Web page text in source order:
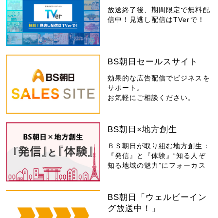
放送終了後、期間限定で無料配
信中！見逃し配信はTVerで！
BS朝日セールスサイト
効果的な広告配信でビジネスを
サポート。
お気軽にご相談ください。
BS朝日×地方創生
ＢＳ朝日が取り組む地方創生：
『発信』と『体験』“知る人ぞ
知る地域の魅力”にフォーカス
BS朝日「ウェルビーイン
グ放送中！」